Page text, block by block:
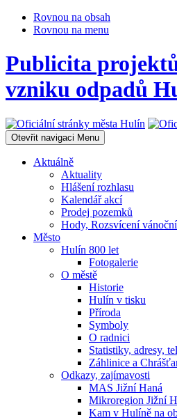
Rovnou na obsah
Rovnou na menu
Publicita
vzniku odpadů
Otevřit navigaci Menu
Aktuálně
Aktuality
Hlášení rozhlasu
Kalendář akcí
Prodej pozemků
Hody, Rozsvícení
Město
Hulín 800 let
Fotogalerie
O městě
Historie
Hulín v tisku
Příroda
Symboly
O radnici
Statistiky, adresy,
Záhlinice a
Odkazy, zajímavosti
MAS Jižní Haná
Mikroregion Jižní
Kam v Hulíně na